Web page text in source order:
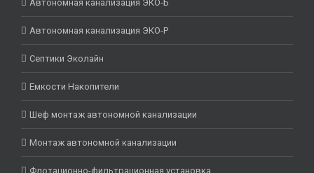
Автономная канализация ЭКО-Б
Автономная канализация ЭКО-Р
Септики Эколайн
Емкости Накопители
Шеф монтаж автономной канализации
Монтаж автономной канализации
Флотационно-фильтрационная установка